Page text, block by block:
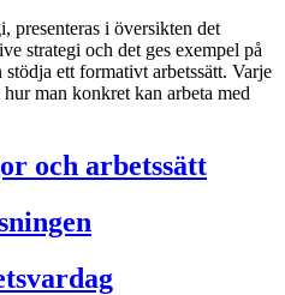
presenteras i översikten det
strategi och det ges exempel på
ett formativt arbetssätt. Varje
man konkret kan arbeta med
och arbetssätt